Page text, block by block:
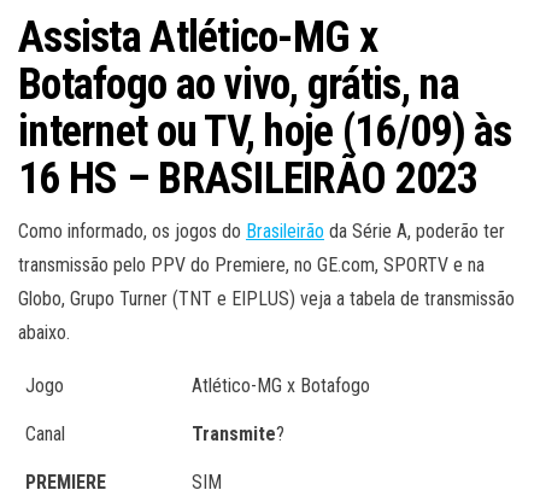
Assista Atlético-MG x
Botafogo ao vivo, grátis, na
internet ou TV, hoje (16/09) às
16 HS – BRASILEIRÃO 2023
Como informado, os jogos do Brasileirão da Série A, poderão ter
transmissão pelo PPV do Premiere, no GE.com, SPORTV e na
Globo, Grupo Turner (TNT e EIPLUS) veja a tabela de transmissão
abaixo.
Jogo Atlético-MG x Botafogo
Canal Transmite?
PREMIERE SIM